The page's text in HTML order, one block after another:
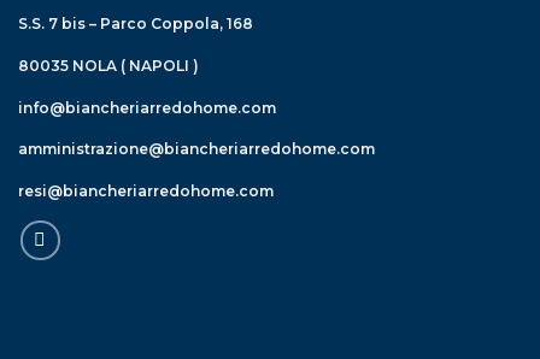
S.S. 7 bis – Parco Coppola, 168
80035 NOLA ( NAPOLI )
info@biancheriarredohome.com
amministrazione@biancheriarredohome.com
resi@biancheriarredohome.com